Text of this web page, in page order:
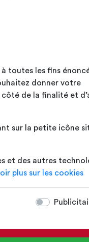
toutes les fins
donner votre
de la finalité et
sur la petite icône
et des autres
plus sur les cookies